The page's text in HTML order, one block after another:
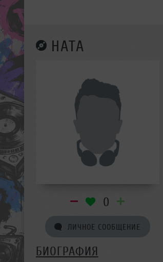
НАТА
0
ЛИЧНОЕ СООБЩЕНИЕ
БИОГРАФИЯ